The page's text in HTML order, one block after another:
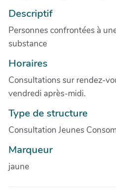
Descriptif
Personnes confrontées à
substance
Horaires
Consultations sur rendez-
vendredi après-midi.
Type de structure
Consultation Jeunes
Marqueur
jaune